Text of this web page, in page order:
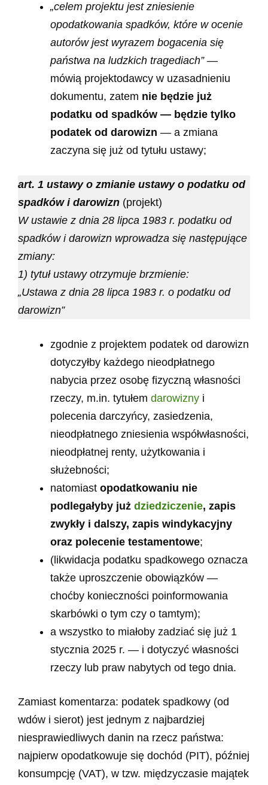
„celem projektu jest zniesienie
opodatkowania spadków, które w ocenie
autorów jest wyrazem bogacenia się
państwa na ludzkich tragediach”—
mówią projektodawcy w uzasadnieniu
dokumentu, zatem nie będzie już
podatku od spadków — będzie tylko
podatek od darowizn — a zmiana
zaczyna się już od tytułu ustawy;
art. 1 ustawy o zmianie ustawy o podatku od
spadków i darowizn (projekt)
W ustawie z dnia 28 lipca 1983 r. podatku od
spadków i darowizn wprowadza się następujące
zmiany:
1) tytuł ustawy otrzymuje brzmienie:
„Ustawa z dnia 28 lipca 1983 r. o podatku od
darowizn”
zgodnie z projektem podatek od darowizn
dotyczyłby każdego nieodpłatnego
nabycia przez osobę fizyczną własności
rzeczy, m.in. tytułem darowizny i
polecenia darczyńcy, zasiedzenia,
nieodpłatnego zniesienia współwłasności,
nieodpłatnej renty, użytkowania i
służebności;
natomiast opodatkowaniu nie
podlegałyby już dziedziczenie, zapis
zwykły i dalszy, zapis windykacyjny
oraz polecenie testamentowe;
(likwidacja podatku spadkowego oznacza
także uproszczenie obowiązków —
choćby konieczności poinformowania
skarbówki o tym czy o tamtym);
a wszystko to miałoby zadziać się już 1
stycznia 2025 r. — i dotyczyć własności
rzeczy lub praw nabytych od tego dnia.
Zamiast komentarza: podatek spadkowy (od
wdów i sierot) jest jednym z najbardziej
niesprawiedliwych danin na rzecz państwa:
najpierw opodatkowuje się dochód (PIT), później
konsumpcję (VAT), w tzw. międzyczasie majątek